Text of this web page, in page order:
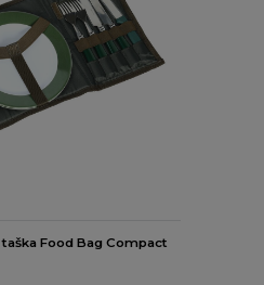
Food Bag Compact